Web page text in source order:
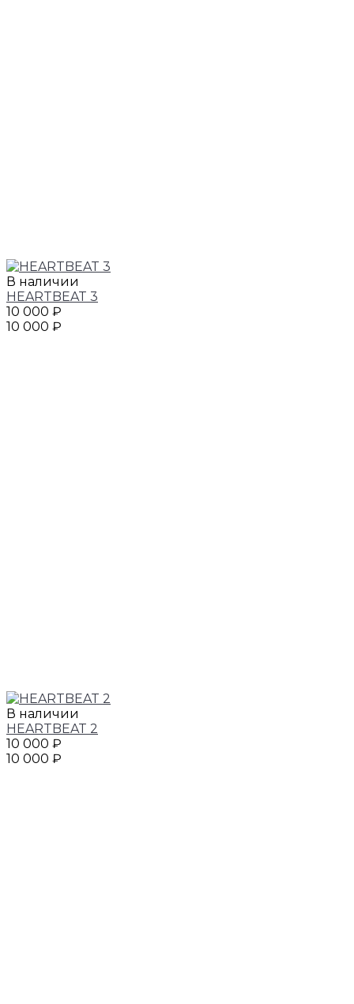
В наличии
HEARTBEAT 3
10 000 ₽
10 000 ₽
В наличии
HEARTBEAT 2
10 000 ₽
10 000 ₽